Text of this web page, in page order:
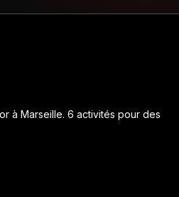
à Marseille. 6 activités pour des